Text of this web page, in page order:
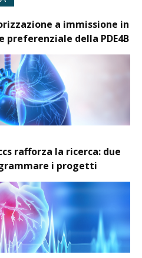
a immissione in
della PDE4B
rafforza la ricerca: due
i progetti